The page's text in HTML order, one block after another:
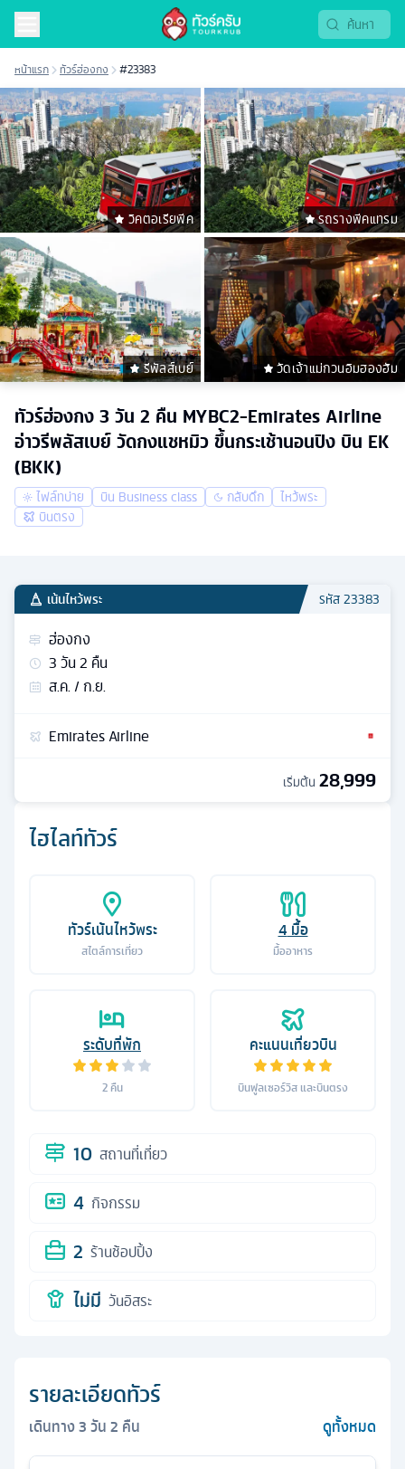
หน้าแรก ทัวร์ฮ่องกง #23383
วิคตอเรียพีค รถรางพีคแทรม
รีพัลส์เบย์ วัดเจ้าแม่กวนอิมฮองฮัม
ทัวร์ฮ่องกง 3 วัน 2 คืน MYBC2-Emirates Airline
อ่าวรีพลัสเบย์ วัดกงแชหมิว ขึ้นกระเช้านอนปิง บิน EK
(BKK)
ไฟล์ทบ่าย บิน Business class กลับดึก
ไหว้พระ
บินตรง
ไฮไลท์ทัวร์
ทัวร์เน้นไหว้พระ
สไตล์การเที่ยว
4 มื้อ
มื้ออาหาร
ระดับที่พัก
2คืน
คะแนนเที่ยวบิน
บินฟูลเซอร์วิส และบินตรง
10 สถานที่เที่ยว
4 กิจกรรม
2 ร้านช้อปปิ้ง
ไม่มี วันอิสระ
รายละเอียดทัวร์
เดินทาง3วัน2 คืน ดูทั้งหมด
เน้นไหว้พระ รหัส23383
ฮ่องกง
3วัน2 คืน
ส.ค. / ก.ย.
Emirates Airline
เริ่มต้น 28,999